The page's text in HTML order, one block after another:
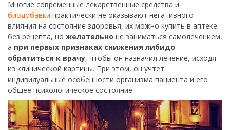
Многие современные лекарственные средства и
биодобавки практически не оказывают негативного
влияния на состояние здоровья, их можно купить в аптеке
без рецепта, но желательно не заниматься самолечением,
а при первых признаках снижения либидо
обратиться к врачу, чтобы он назначил лечение, исходя
из клинической картины. При этом, он учтет
индивидуальные особенности организма пациента и его
общее психологическое состояние.